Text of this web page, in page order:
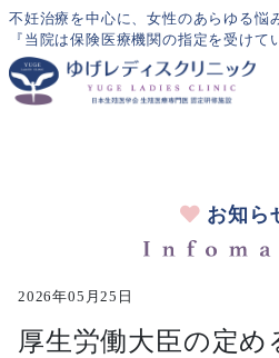
不妊治療を中心に、女性のあらゆる悩
『当院は保険医療機関の指定を受けて
お知ら
2026年05月25日
厚生労働大臣の定め